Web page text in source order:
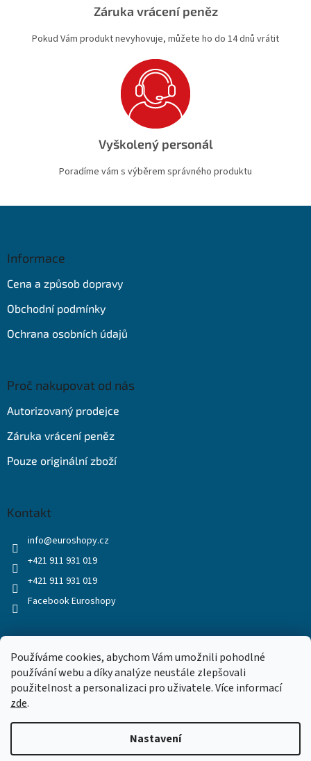
Používáme cookies, abychom Vám umožnili pohodlné
používání webu a díky analýze neustále zlepšovali
použitelnost a personalizaci pro uživatele. Více informací
zde.
Nastavení
Záruka vrácení peněz
Pokud Vám produkt nevyhovuje, můžete ho do 14 dnů vrátit
Vyškolený personál
Poradíme vám s výběrem správného produktu
Informace
Cena a způsob dopravy
Obchodní podmínky
Ochrana osobních údajů
Proč nakupovat od nás
Autorizovaný prodejce
Záruka vrácení peněz
Pouze originální zboží
Kontakt
info@euroshopy.cz
+421 911 931 019
+421 911 931 019
Facebook Euroshopy
Vytvořil Shoptet